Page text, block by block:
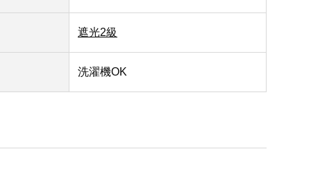
遮光2級
洗濯機OK